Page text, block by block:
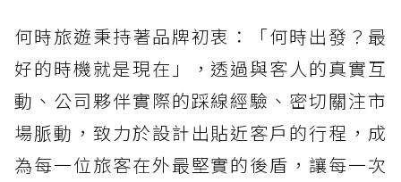
何時旅遊秉持著品牌初衷：「何時出發？最
好的時機就是現在」，透過與客人的真實互
動、公司夥伴實際的踩線經驗、密切關注市
場脈動，致力於設計出貼近客戶的行程，成
為每一位旅客在外最堅實的後盾，讓每一次